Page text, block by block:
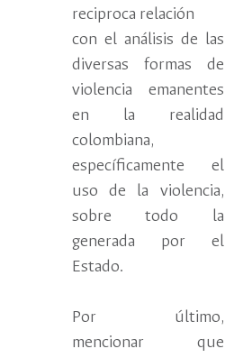
reciproca relación
con el análisis de las
diversas formas de
violencia emanentes
en la realidad
colombiana,
específicamente el
uso de la violencia,
sobre todo la
generada por el
Estado.
Por último,
mencionar que